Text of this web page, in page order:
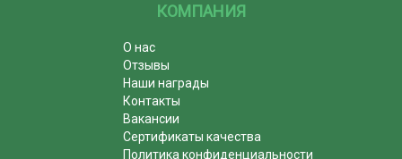
КОМПАНИЯ
О нас
Отзывы
Наши награды
Контакты
Вакансии
Сертификаты качества
Политика конфиденциальности